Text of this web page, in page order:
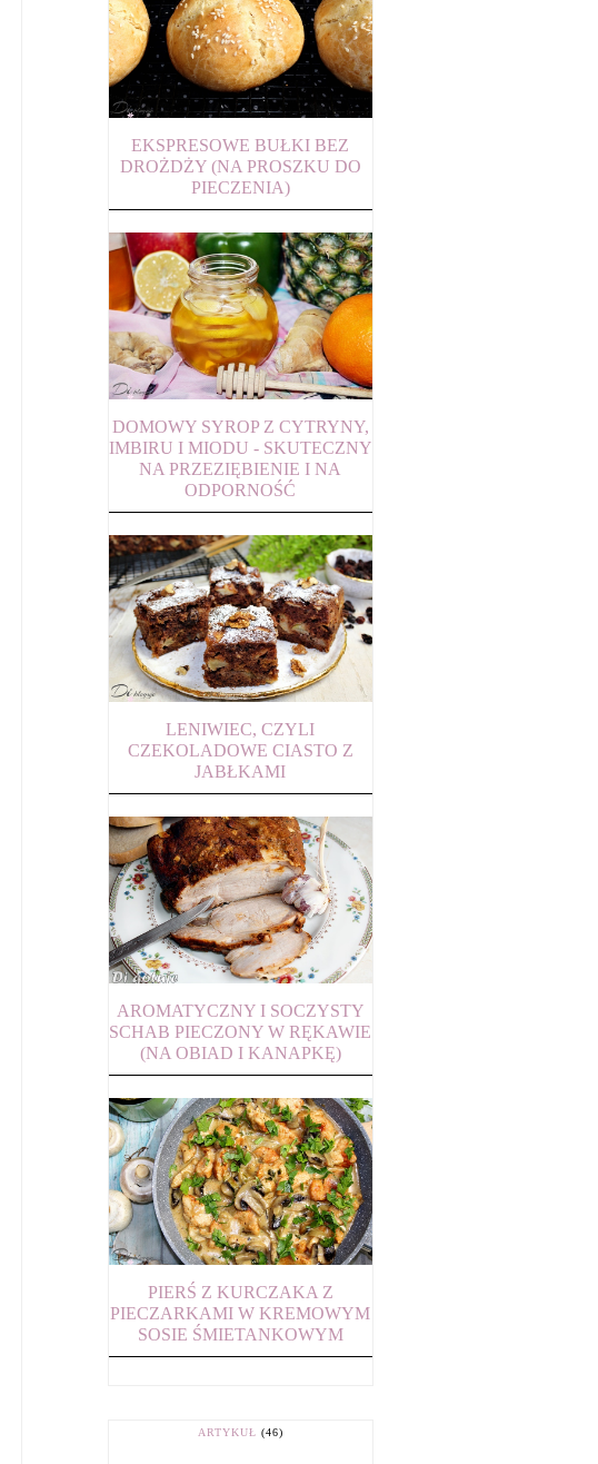
EKSPRESOWE BUŁKI BEZ
DROŻDŻY (NA PROSZKU DO
PIECZENIA)
DOMOWY SYROP Z CYTRYNY,
IMBIRU I MIODU - SKUTECZNY
NA PRZEZIĘBIENIE I NA
ODPORNOŚĆ
LENIWIEC, CZYLI
CZEKOLADOWE CIASTO Z
JABŁKAMI
AROMATYCZNY I SOCZYSTY
SCHAB PIECZONY W RĘKAWIE
(NA OBIAD I KANAPKĘ)
PIERŚ Z KURCZAKA Z
PIECZARKAMI W KREMOWYM
SOSIE ŚMIETANKOWYM
ARTYKUŁ (46)